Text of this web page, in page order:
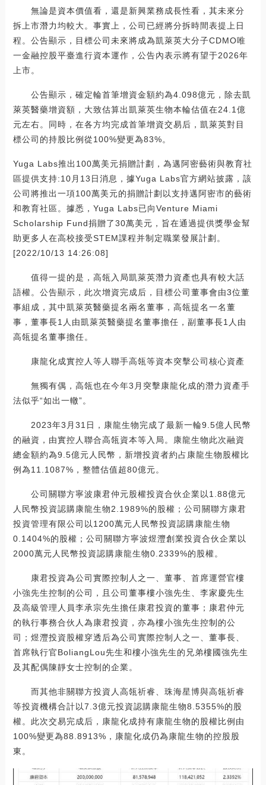
無論是資本價值看，還是新興業務成長性看，其未來分
拆上市潛力均較大。事實上，公司已經將分拆時間表提上日
程。公告顯示，目標公司未來將成為凱萊英大分子CDMO唯
一金融控股平臺進行資本運作，公告內表示將有望于2026年
上市。
公告顯示，確定輪首筆增資金額約為4.098億元，除去凱
萊英醫藥增資額，大致估算出凱萊英生物本輪估值在24.1億
元左右。同時，在各方均完成首筆增資交易后，凱萊英對目
標公司的持股比例從100%變更為83%。
Yuga Labs推出100萬美元捐贈計劃，為邁阿密藝術與教育社
區提供支持:10月13日消息，據Yuga Labs官方網站披露，該
公司將推出一項100萬美元的捐贈計劃以支持邁阿密市的藝術
和教育社區。據悉，Yuga Labs已向Venture Miami
Scholarship Fund捐贈了30萬美元，旨在通過提供獎學金幫
助更多人在高校接受STEM課程并制定職業發展計劃。
[2022/10/13 14:26:08]
值得一提的是，高瓴入局凱萊英潛力資產也具有較大話
語權。公告顯示，此次增資完成后，目標公司董事會由3位董
事組成，其中凱萊英醫藥提名兩名董事，高瓴提名一名董
事，董事長1人由凱萊英醫藥提名董事擔任，副董事長1人由
高瓴提名董事擔任。
康龍化成實控人等人聯手高瓴等資本突擊公司核心資產
無獨有偶，高瓴也在今年3月突擊康龍化成的潛力資產手
法似乎“如出一轍”。
2023年3月31日，康龍生物完成了最新一輪9.5億人民幣
的融資，由實控人聯合高瓴資本等入局。康龍生物此次融資
總金額約為9.5億元人民幣，新增投資者約占康龍生物股權比
例為11.1087%，整體估值超80億元。
公司關聯方寧波康君仲元股權投資合伙企業以1.88億元
人民幣投資認購康龍生物2.1989%的股權；公司關聯方康君
投資管理有限公司以1200萬元人民幣投資認購康龍生物
0.1404%的股權；公司關聯方寧波煜灃創業投資合伙企業以
2000萬元人民幣投資認購康龍生物0.2339%的股權。
康君投資為公司實際控制人之一、董事、首席運營官樓
小強先生控制的公司，且公司董事樓小強先生、李家慶先生
及高級管理人員李承宗先生擔任康君投資的董事；康君仲元
的執行事務合伙人為康君投資，亦為樓小強先生控制的公
司；煜灃投資股權穿透后為公司實際控制人之一、董事長、
首席執行官BoliangLou先生和樓小強先生的兄弟樓國強先生
及其配偶陳靜女士控制的企業。
而其他非關聯方投資人高瓴祈睿、珠海星博與高瓴祈睿
等投資機構合計以7.3億元投資認購康龍生物8.5355%的股
權。此次交易完成后，康龍化成持有康龍生物的股權比例由
100%變更為88.8913%，康龍化成仍為康龍生物的控股股
東。